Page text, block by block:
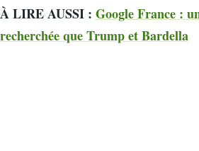
À LIRE AUSSI : Google France :
recherchée que Trump et Bardella